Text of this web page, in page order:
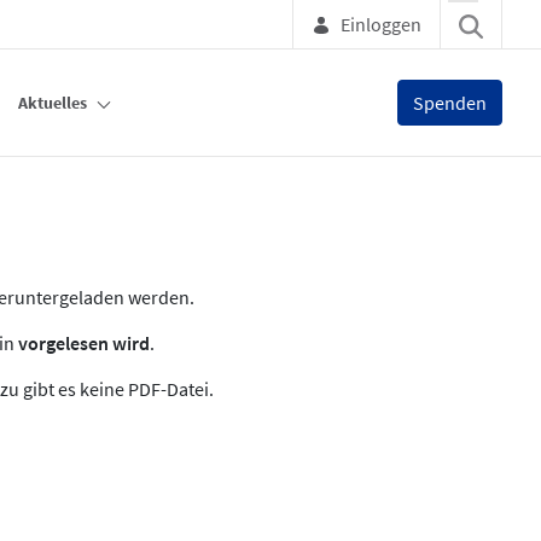
Einloggen
Aktuelles Spenden
werden.
vorgelesen wird.
gibt es keine PDF-Datei.